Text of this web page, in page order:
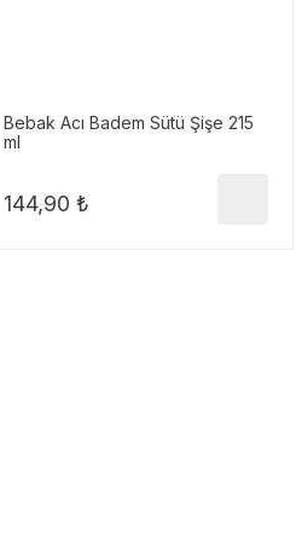
Bebak Acı Badem Sütü Şişe 215
ml
144,90 ₺